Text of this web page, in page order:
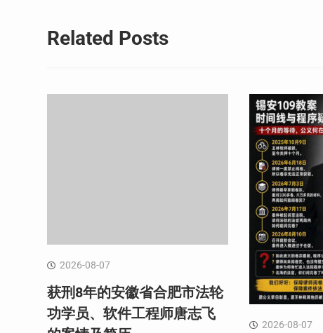
Related Posts
2026-08-07
获刑8年的安徽省合肥市法轮
功学员、软件工程师唐志飞
2026-08-07